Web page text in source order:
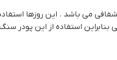
می باشد . این روزها
بنابراین استفاده از این